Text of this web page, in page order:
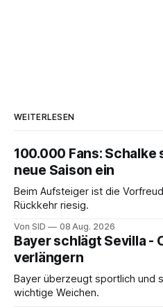
WEITERLESEN
100.000 Fans:
neue Saison ein
Beim Aufsteiger ist die
Rückkehr riesig.
Von SID 08 Aug. 2026
Bayer schlägt Sevilla -
verlängern
Bayer überzeugt sportlich und
wichtige Weichen.